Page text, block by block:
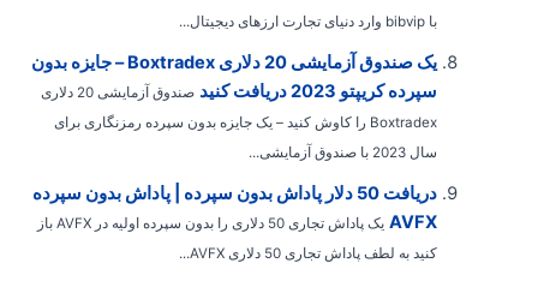
یک صندوق آزمایشی 20 دلاری Boxtradex – جایزه بدون
سپرده کریپتو 2023 دریافت کنید
صندوق آزمایشی 20 دلاری
Boxtradex را کاوش کنید – یک جایزه بدون سپرده رمزنگاری برای
دریافت 50 دلار پاداش بدون سپرده | پاداش بدون سپرده
AVFX
یک پاداش تجاری 50 دلاری را بدون سپرده اولیه در AVFX باز
کنید به لطف پاداش تجاری 50 دلاری AVFX...